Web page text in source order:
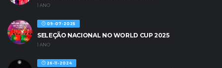
1 ANO
09-07-2025
SELEÇÃO NACIONAL NO WORLD CUP 2025
1 ANO
26-11-2024